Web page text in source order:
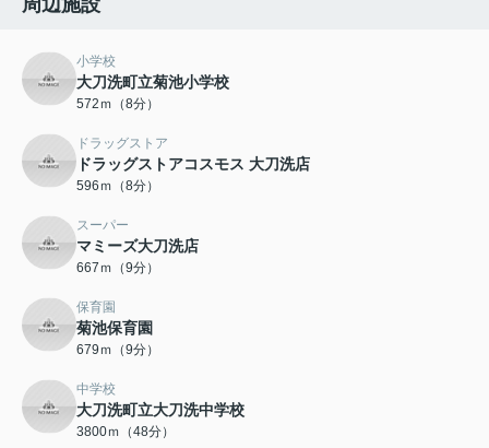
周辺施設
小学校
大刀洗町立菊池小学校
572ｍ（8分）
ドラッグストア
ドラッグストアコスモス 大刀洗店
596ｍ（8分）
スーパー
マミーズ大刀洗店
667ｍ（9分）
保育園
菊池保育園
679ｍ（9分）
中学校
大刀洗町立大刀洗中学校
3800ｍ（48分）